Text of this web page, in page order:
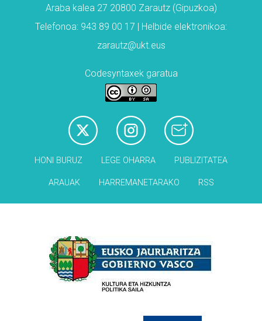
Araba kalea 27 20800 Zarautz (Gipuzkoa)
Telefonoa: 943 89 00 17 | Helbide elektronikoa:
zarautz@ukt.eus
Codesyntaxek garatua
HONI BURUZ LEGE OHARRA PUBLIZITATEA
ARAUAK HARREMANETARAKO RSS